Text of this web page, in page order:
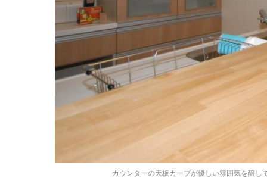
カウンターの天板カーブが優しい雰囲気を醸